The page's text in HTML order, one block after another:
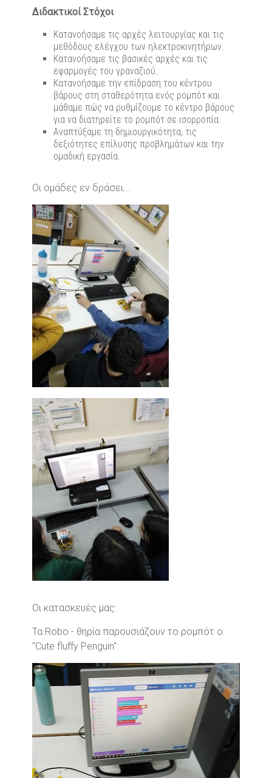
Διδακτικοί Στόχοι
Κατανοήσαμε τις αρχές λειτουργίας και τις
μεθόδους ελέγχου των ηλεκτροκινητήρων.
Κατανοήσαμε τις βασικές αρχές και τις
εφαρμογές του γραναζιού.
Κατανοήσαμε την επίδραση του κέντρου
βάρους στη σταθερότητα ενός ρομπότ και
μάθαμε πώς να ρυθμίζουμε το κέντρο βάρους
για να διατηρείτε το ρομπότ σε ισορροπία.
Αναπτύξαμε τη δημιουργικότητα, τις
δεξιότητες επίλυσης προβλημάτων και την
ομαδική εργασία.
Οι ομάδες εν δράσει...
Οι κατασκευές μας:
Τα Robo - θηρία παρουσιάζουν το ρομπότ ο:
"Cute fluffy Penguin":
Video
Player